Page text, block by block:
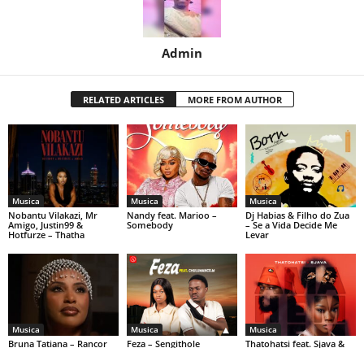
Admin
RELATED ARTICLES MORE FROM AUTHOR
Musica
Nobantu Vilakazi, Mr
Amigo, Justin99 &
Hotfurze – Thatha
Musica
Nandy feat. Marioo –
Somebody
Musica
Dj Habias & Filho do Zua
– Se a Vida Decide Me
Levar
Musica
Bruna Tatiana – Rancor
Musica
Feza – Sengithole
Musica
Thatohatsi feat. Sjava &